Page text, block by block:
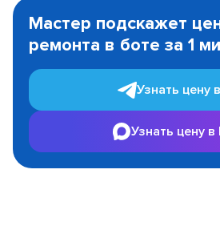
1
Мастер подскажет
ремонта в боте за 1
Узнать цену
Узнать цену в